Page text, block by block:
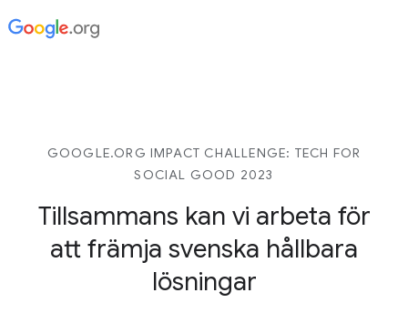
GOOGLE.ORG IMPACT CHALLENGE: TECH FOR
SOCIAL GOOD 2023
Tillsammans kan vi arbeta för
att främja svenska hållbara
lösningar